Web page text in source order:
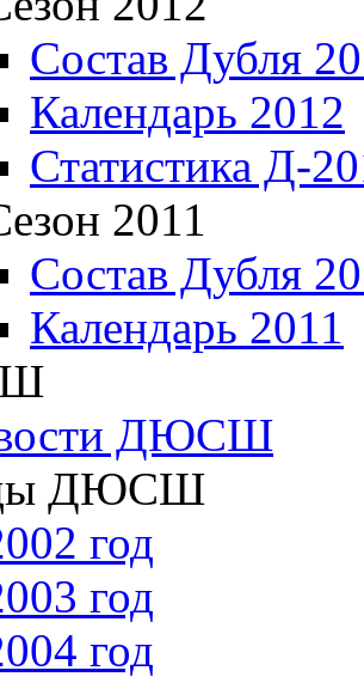
Состав Дубля
Календарь 2012
Статистика Д-
2011
Состав Дубля
Календарь 2011
ДЮСШ
ДЮСШ
год
год
год